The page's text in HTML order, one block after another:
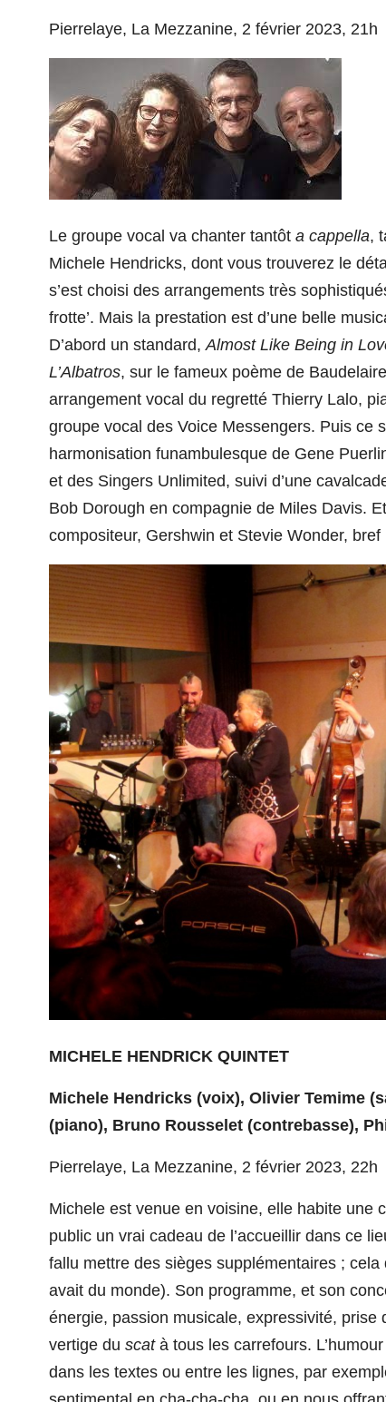
Pierrelaye, La Mezzanine, 2 février 2023, 21h
Le groupe vocal va chanter tantôt a cappella,
Michele Hendricks, dont vous trouverez le
s’est choisi des arrangements très
frotte’. Mais la prestation est d’une belle
D’abord un standard,Almost Like Being in
L’Albatros, sur le fameux poème de
arrangement vocal du regretté Thierry Lalo,
groupe vocal des Voice Messengers. Puis ce
harmonisation funambulesque de Gene
et des Singers Unlimited, suivi d’une
Bob Dorough en compagnie de Miles Davis.
compositeur, Gershwin et Stevie Wonder,
MICHELE HENDRICK QUINTET
Michele Hendricks (voix), Olivier Temime
(piano), Bruno Rousselet (contrebasse),
Pierrelaye, La Mezzanine, 2 février 2023, 22h
Michele est venue en voisine, elle habite une
public un vrai cadeau de l’accueillir dans ce
fallu mettre des sièges supplémentaires ;
avait du monde). Son programme, et son
énergie, passion musicale, expressivité, prise
vertige du scatà tous les carrefours.
dans les textes ou entre les lignes, par